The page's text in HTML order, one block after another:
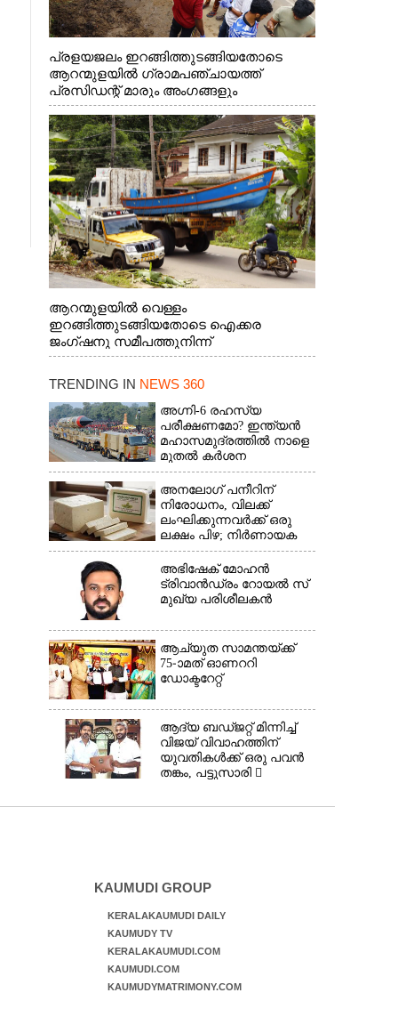
പ്രളയജലം ഇറങ്ങിത്തുടങ്ങിയതോടെ
ആറന്മുളയിൽ ഗ്രാമപഞ്ചായത്ത്
പ്രസിഡന്റ് മാരും അംഗങ്ങളും
രാഷ്ട്രീയപ്രവത്തകരും അടങ്ങുന്ന സംഘം
റോഡിൽ അടിഞ്ഞ് കൂടിയ ചെളിയും മണ്ണും
മറ്റ് മാലിന്യങ്ങളും നീക്കം ചെയ്യുന്നു.
ആറന്മുളയിൽ വെള്ളം
ഇറങ്ങിത്തുടങ്ങിയതോടെ ഐക്കര
ജംഗ്ഷനു സമീപത്തുനിന്ന്
രക്ഷാപ്രവർത്തനത്തിന് കൊല്ലത്ത് നിന്ന്
തിരികെക്കൊണ്ടുപോകുന്നു.
TRENDING IN NEWS 360
അഗ്നി-6 രഹസ്യ
പരീക്ഷണമോ? ഇന്ത്യൻ
മഹാസമുദ്രത്തിൽ നാളെ
മുതൽ കർശന
നിയന്ത്രണം,വ്യോമ-
സമുദ്ര പാതകൾ
അടയ്ക്കും
അനലോഗ് പനീറിന്
നിരോധനം, വിലക്ക്
ലംഘിക്കുന്നവർക്ക് ഒരു
ലക്ഷം പിഴ; നിർണായക
തീരുമാനമെടുത്ത്
മഹാരാഷ്ട്ര
അഭിഷേക് മോഹൻ
ട്രിവാൻഡ്രം റോയൽ സ്
മുഖ്യ പരിശീലകൻ
ആച്യുത സാമന്തയ്ക്ക്
75-ാമത് ഓണററി
ഡോക്ടറേറ്റ്
ആദ്യ ബഡ്ജറ്റ് മിന്നിച്ച്
വിജയ് വിവാഹത്തിന്
യുവതികൾക്ക് ഒരു പവൻ
തങ്കം, പട്ടുസാരി 
സ്വർണമോതിരം 
KAUMUDI GROUP
KERALAKAUMUDI DAILY
KAUMUDY TV
KERALAKAUMUDI.COM
KAUMUDI.COM
KAUMUDYMATRIMONY.COM